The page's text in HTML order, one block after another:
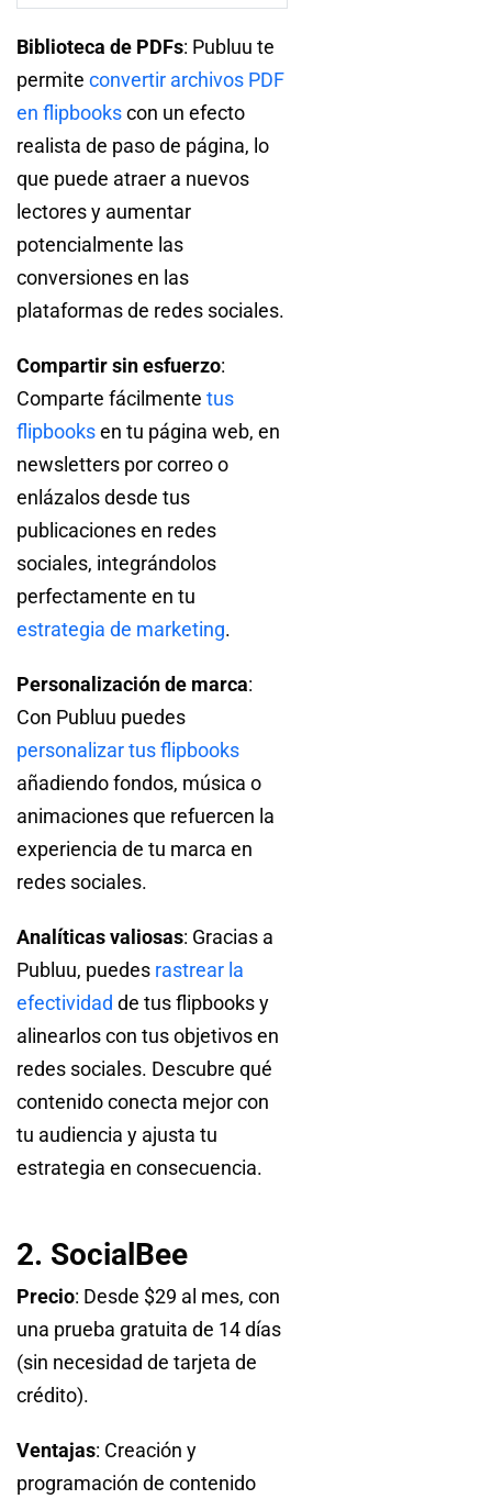
Biblioteca de PDFs: Publuu te
permite convertir archivos PDF
en flipbookscon un efecto
realista de paso de página, lo
que puede atraer a nuevos
lectores y aumentar
potencialmente las
conversiones en las
plataformas de redes sociales.
Compartir sin esfuerzo:
Comparte fácilmente tus
flipbooksen tu página web, en
newsletters por correo o
enlázalos desde tus
publicaciones en redes
sociales, integrándolos
perfectamente en tu
estrategia de marketing.
Personalización de marca:
Con Publuu puedes
personalizar tus flipbooks
añadiendo fondos, música o
animaciones que refuercen la
experiencia de tu marca en
redes sociales.
Analíticas valiosas: Gracias a
Publuu, puedes rastrear la
efectividad de tus flipbooks y
alinearlos con tus objetivos en
redes sociales. Descubre qué
contenido conecta mejor con
tu audiencia y ajusta tu
estrategia en consecuencia.
2. SocialBee
Precio: Desde $29 al mes, con
una prueba gratuita de 14 días
(sin necesidad de tarjeta de
crédito).
Ventajas: Creación y
programación de contenido